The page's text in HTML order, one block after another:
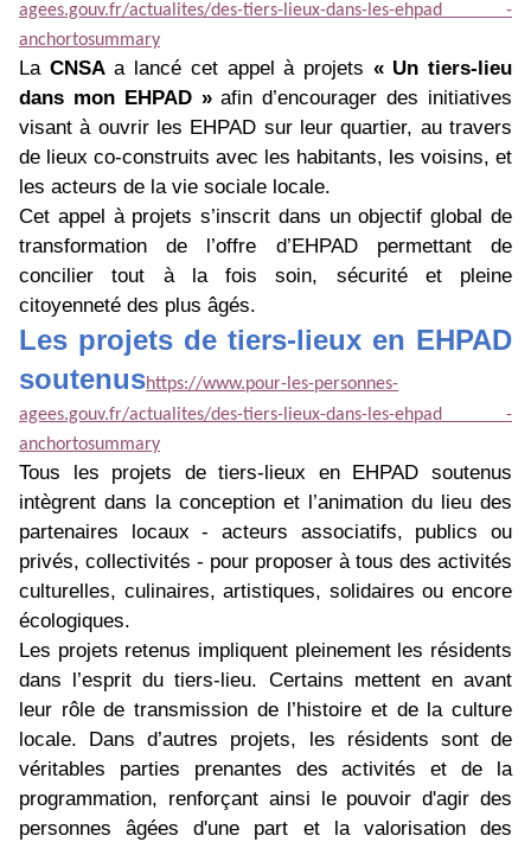
agees.gouv.fr/actualites/des-tiers-lieux-dans-les-ehpad -
anchortosummary
La CNSAa lancé cet appel à projets « Un tiers-lieu
dans mon EHPAD »afin d’encourager des initiatives
visant à ouvrir les EHPAD sur leur quartier, au travers
de lieux co-construits avec les habitants, les voisins, et
les acteurs de la vie sociale locale.
Cet appel à projets s’inscrit dans un objectif global de
transformation de l’offre d’EHPAD permettant de
concilier tout à la fois soin, sécurité et pleine
citoyenneté des plus âgés.
Les projets de tiers-lieux en EHPAD
soutenushttps://www.pour-les-personnes-
agees.gouv.fr/actualites/des-tiers-lieux-dans-les-ehpad -
anchortosummary
Tous les projets de tiers-lieux en EHPAD soutenus
intègrent dans la conception et l’animation du lieu des
partenaires locaux - acteurs associatifs, publics ou
privés, collectivités - pour proposer à tous des activités
culturelles, culinaires, artistiques, solidaires ou encore
écologiques.
Les projets retenus impliquent pleinement les résidents
dans l’esprit du tiers-lieu. Certains mettent en avant
leur rôle de transmission de l’histoire et de la culture
locale. Dans d’autres projets, les résidents sont de
véritables parties prenantes des activités et de la
programmation, renforçant ainsi le pouvoir d'agir des
personnes âgées d'une part et la valorisation des